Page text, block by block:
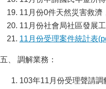
11月份0件天然災害救濟
11月份社會局社區發展
11月份受理案件統計表
五、 調解業務：
103年11月份受理聲請